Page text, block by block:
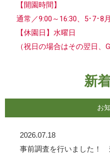
【開園時間】
通常／9:00～16:30、5･7･8
【休園日】水曜日
（祝日の場合はその翌日、
新
お
2026.07.18
事前調査を行いました！